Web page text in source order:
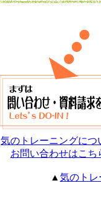
気のトレーニングにつ
お問い合わせはこち
▲ 気のトレ